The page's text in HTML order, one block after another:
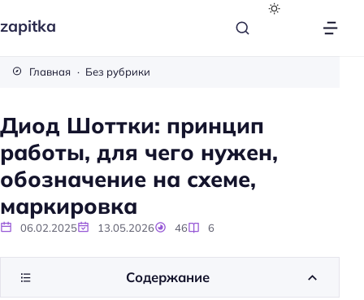
zapitka
Главная Без рубрики
Диод Шоттки: принцип
работы, для чего нужен,
обозначение на схеме,
маркировка
06.02.2025 13.05.2026 46 6
Содержание